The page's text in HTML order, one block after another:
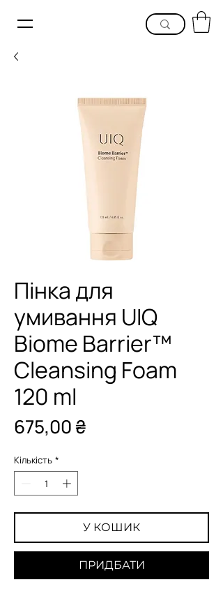
Пінка для
умивання UIQ
Biome Barrier™
Cleansing Foam
120 ml
675,00 ₴
Кількість *
У КОШИК
ПРИДБАТИ